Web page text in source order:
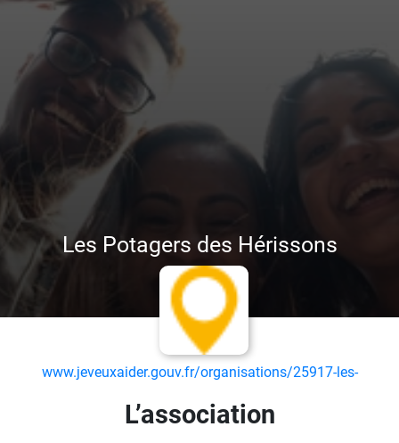
Les Potagers des Hérissons
www.jeveuxaider.gouv.fr/organisations/25917-les-
L’association